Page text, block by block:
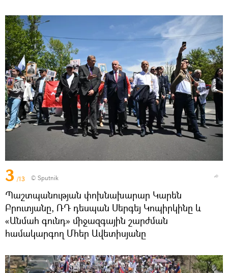
3 /13 © Sputnik
Պաշտպանության փոխնախարար Կարեն
Բրուտյանը, ՌԴ դեսպան Սերգեյ Կոպիրկինը և
«Անմահ գունդ» միջազգային շարժման
համակարգող Մհեր Ավետիսյանը